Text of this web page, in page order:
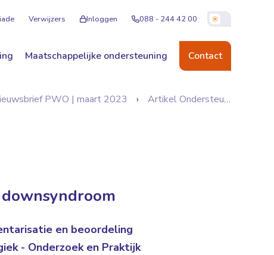
Verwijzers Inloggen 088 - 244 42 00
Maatschappelijke ondersteuning Contact
PWO | maart 2023
Artikel Ondersteunde communicatie voor mensen met downsyndroom
en beoordeling
- Onderzoek en Praktijk